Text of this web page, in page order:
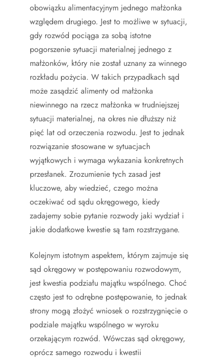
obowiązku alimentacyjnym jednego małżonka
względem drugiego. Jest to możliwe w sytuacji,
gdy rozwód pociąga za sobą istotne
pogorszenie sytuacji materialnej jednego z
małżonków, który nie został uznany za winnego
rozkładu pożycia. W takich przypadkach sąd
może zasądzić alimenty od małżonka
niewinnego na rzecz małżonka w trudniejszej
sytuacji materialnej, na okres nie dłuższy niż
pięć lat od orzeczenia rozwodu. Jest to jednak
rozwiązanie stosowane w sytuacjach
wyjątkowych i wymaga wykazania konkretnych
przesłanek. Zrozumienie tych zasad jest
kluczowe, aby wiedzieć, czego można
oczekiwać od sądu okręgowego, kiedy
zadajemy sobie pytanie rozwody jaki wydział i
jakie dodatkowe kwestie są tam rozstrzygane.
Kolejnym istotnym aspektem, którym zajmuje się
sąd okręgowy w postępowaniu rozwodowym,
jest kwestia podziału majątku wspólnego. Choć
często jest to odrębne postępowanie, to jednak
strony mogą złożyć wniosek o rozstrzygnięcie o
podziale majątku wspólnego w wyroku
orzekającym rozwód. Wówczas sąd okręgowy,
oprócz samego rozwodu i kwestii